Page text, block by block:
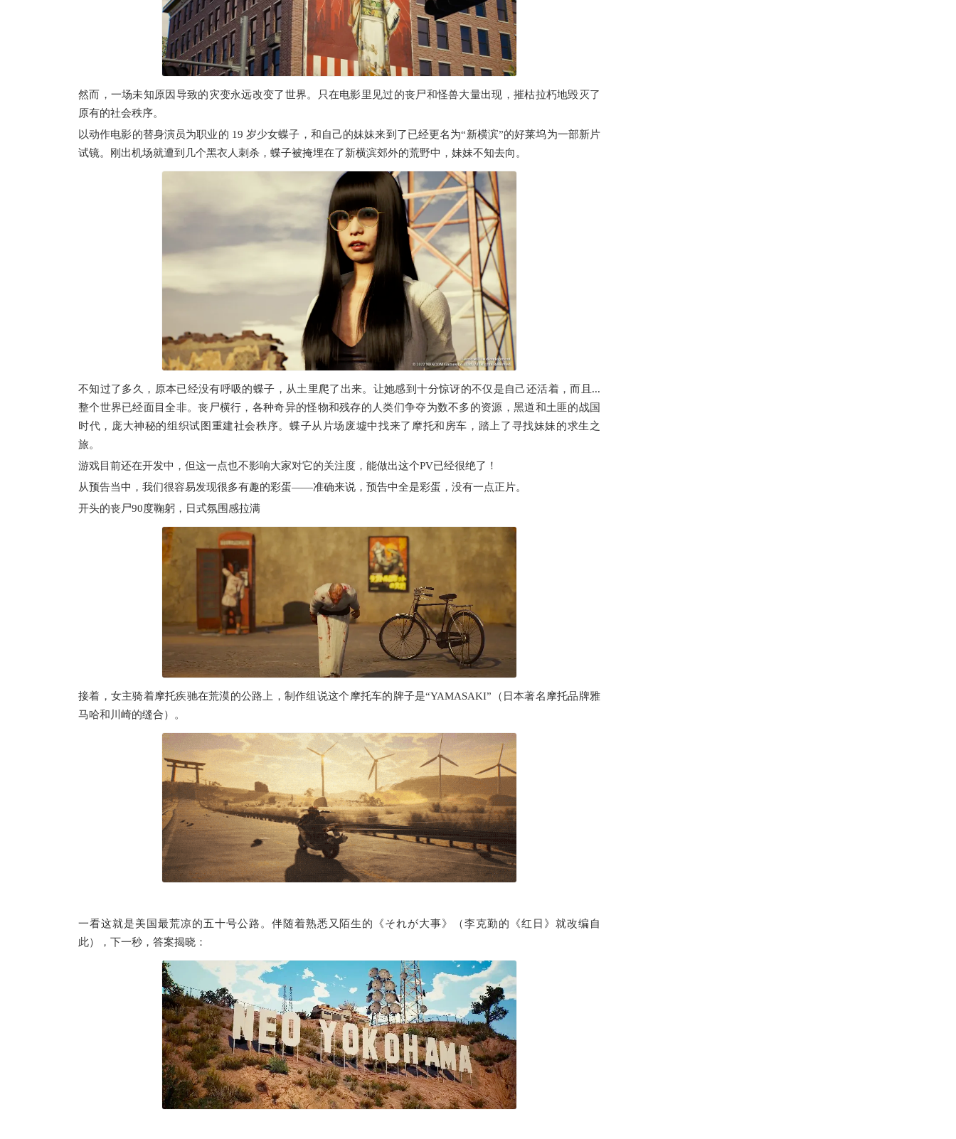
然而，一场未知原因导致的灾变永远改变了世界。只在电影里见过的丧尸和怪兽大量出现，摧枯拉朽地毁灭了
原有的社会秩序。
以动作电影的替身演员为职业的 19 岁少女蝶子，和自己的妹妹来到了已经更名为“新横滨”的好莱坞为一部新片
试镜。刚出机场就遭到几个黑衣人刺杀，蝶子被掩埋在了新横滨郊外的荒野中，妹妹不知去向。
不知过了多久，原本已经没有呼吸的蝶子，从土里爬了出来。让她感到十分惊讶的不仅是自己还活着，而且...
整个世界已经面目全非。丧尸横行，各种奇异的怪物和残存的人类们争夺为数不多的资源，黑道和土匪的战国
时代，庞大神秘的组织试图重建社会秩序。蝶子从片场废墟中找来了摩托和房车，踏上了寻找妹妹的求生之
旅。
游戏目前还在开发中，但这一点也不影响大家对它的关注度，能做出这个PV已经很绝了！
从预告当中，我们很容易发现很多有趣的彩蛋——准确来说，预告中全是彩蛋，没有一点正片。
开头的丧尸90度鞠躬，日式氛围感拉满
接着，女主骑着摩托疾驰在荒漠的公路上，制作组说这个摩托车的牌子是“YAMASAKI”（日本著名摩托品牌雅
马哈和川崎的缝合）。
一看这就是美国最荒凉的五十号公路。伴随着熟悉又陌生的《それが大事》（李克勤的《红日》就改编自
此），下一秒，答案揭晓：